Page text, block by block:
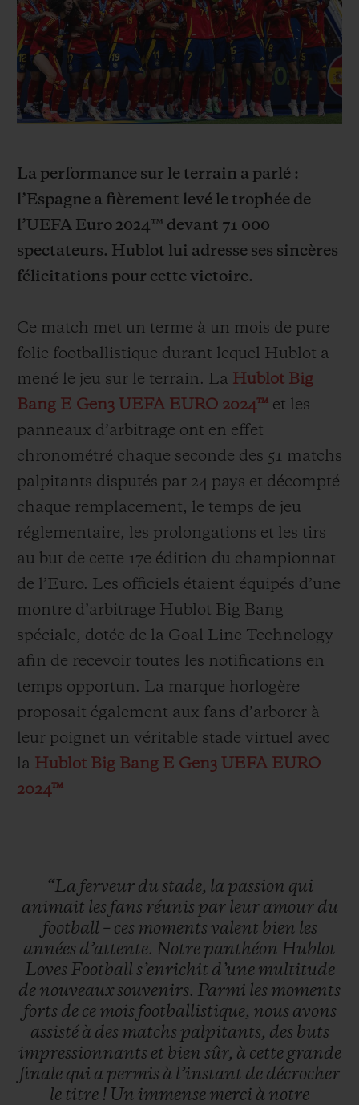
La performance sur le terrain a parlé :
l’Espagne a fièrement levé le trophée de
l’UEFA Euro 2024™ devant 71 000
spectateurs. Hublot lui adresse ses sincères
félicitations pour cette victoire.
Ce match met un terme à un mois de pure
folie footballistique durant lequel Hublot a
mené le jeu sur le terrain. La Hublot Big
Bang E Gen3 UEFA EURO 2024™ et les
panneaux d’arbitrage ont en effet
chronométré chaque seconde des 51 matchs
palpitants disputés par 24 pays et décompté
chaque remplacement, le temps de jeu
réglementaire, les prolongations et les tirs
au but de cette 17e édition du championnat
de l’Euro. Les officiels étaient équipés d’une
montre d’arbitrage Hublot Big Bang
spéciale, dotée de la Goal Line Technology
afin de recevoir toutes les notifications en
temps opportun. La marque horlogère
proposait également aux fans d’arborer à
leur poignet un véritable stade virtuel avec
la Hublot Big Bang E Gen3 UEFA EURO
2024™
“La ferveur du stade, la passion qui
animait les fans réunis par leur amour du
football – ces momentsvalent bien les
années d’attente. Notre panthéon Hublot
Loves Football s’enrichit d’une multitude
de nouveauxsouvenirs. Parmi les moments
forts de ce mois footballistique, nous avons
assisté à des matchs palpitants, des buts
impressionnants et bien sûr, à cette grande
finale qui a permis à l’instant de décrocher
le titre ! Un immense merci à notre
BIG BANG
SUMMER MULTI-
COLORED CERAMIC
BIG BANG
PEACH CERAMIC
SPIRIT OF BIG
ESSENTIAL
LIGNE
SERVICES EXCLUSIFS
DÉLAI DE LIVRAISON
LIVRAISON ET RETOURS GRATUITS
POCHETTE CADEAU
NOUS CONTACTER
TROUVER UNE BOUTIQUE